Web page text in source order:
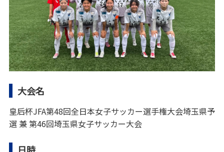
大会名
皇后杯JFA第48回全日本女子サッカー選手権大会埼玉県予
選 兼 第46回埼玉県女子サッカー大会